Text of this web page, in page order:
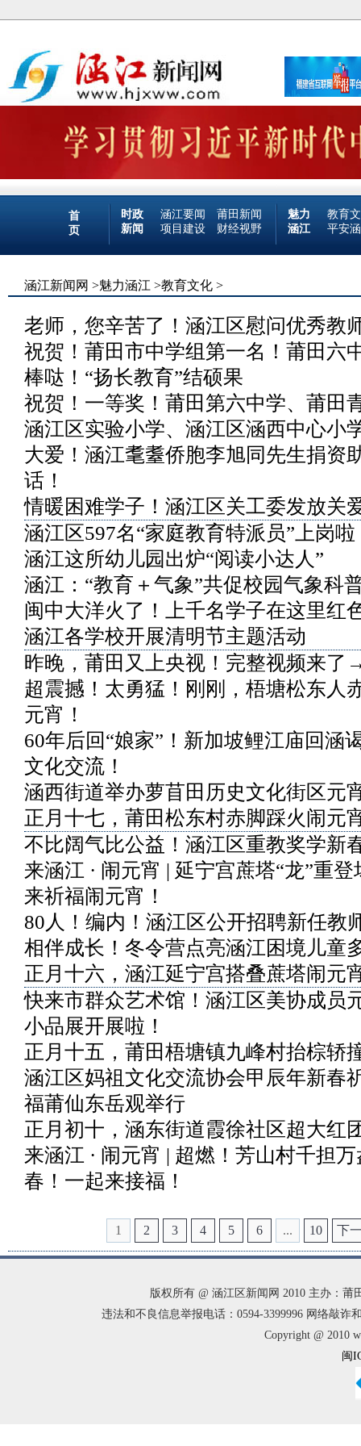
首
页
时政 涵江要闻
莆田新闻
新闻
项目建设 财经视野
魅力
教育
涵江
平安
涵江新闻网 >魅力涵江 >教育文化 >
老师，您辛苦了！涵江区慰问优秀教
祝贺！莆田市中学组第一名！莆田六
棒哒！“扬长教育”结硕果
祝贺！一等奖！莆田第六中学、莆田
涵江区实验小学、涵江区涵西中心小
大爱！涵江耄耋侨胞李旭同先生捐资
话！
情暖困难学子！涵江区关工委发放关
涵江区597名“家庭教育特派员”上岗啦
涵江这所幼儿园出炉“阅读小达人”
涵江：“教育＋气象”共促校园气象科
闽中大洋火了！上千名学子在这里红
涵江各学校开展清明节主题活动
昨晚，莆田又上央视！完整视频来了
超震撼！太勇猛！刚刚，梧塘松东人
元宵！
60年后回“娘家”！新加坡鲤江庙回涵
文化交流！
涵西街道举办萝苜田历史文化街区元
正月十七，莆田松东村赤脚踩火闹元
不比阔气比公益！涵江区重教奖学新
来涵江 · 闹元宵 | 延宁宫蔗塔“龙”重
来祈福闹元宵！
80人！编内！涵江区公开招聘新任教
相伴成长！冬令营点亮涵江困境儿童
正月十六，涵江延宁宫搭叠蔗塔闹元
快来市群众艺术馆！涵江区美协成员
小品展开展啦！
正月十五，莆田梧塘镇九峰村抬棕轿
涵江区妈祖文化交流协会甲辰年新春
福莆仙东岳观举行
正月初十，涵东街道霞徐社区超大红
来涵江 · 闹元宵 | 超燃！芳山村千担
春！一起来接福！
1 2 3 4 5 6 ... 10 下
版权所有 @ 涵江区新闻网 2010 主办：
违法和不良信息举报电话：0594-3399996 网络敲诈
Copyright @ 2010
闽